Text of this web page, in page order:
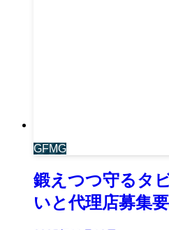
GFMG
鍛えつつ守るタ
いと代理店募集